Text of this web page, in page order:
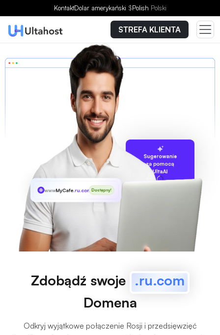
KontaktDolar amerykański $Polish Polski
STREFA KLIENTA
Sugerowanie
za pomocą
UltaAI
wwwMyCafe.ru.com Dostępny!
Zdobądź swoje .ru.com
Domena
Odkryj wyjątkowe połączenie Rosji i przedsięwzięć